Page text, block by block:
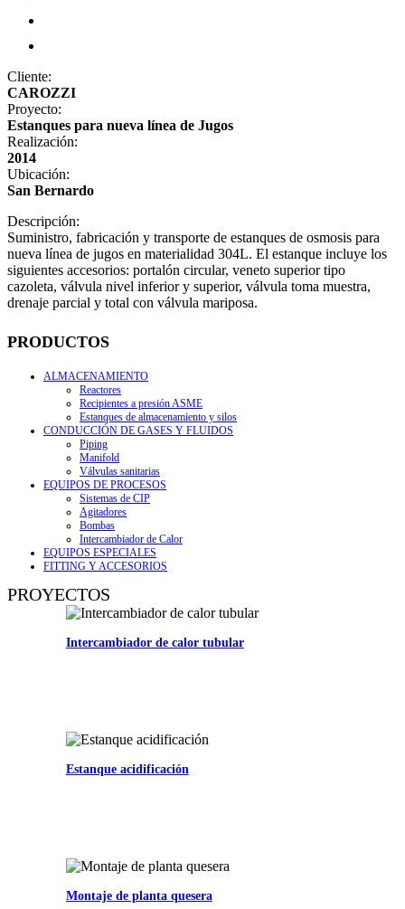
Cliente:
CAROZZI
Proyecto:
Estanques para nueva línea de Jugos
Realización:
2014
Ubicación:
San Bernardo
Descripción:
Suministro, fabricación y transporte de estanques de osmosis para
nueva línea de jugos en materialidad 304L. El estanque incluye los
siguientes accesorios: portalón circular, veneto superior tipo
cazoleta, válvula nivel inferior y superior, válvula toma muestra,
drenaje parcial y total con válvula mariposa.
PRODUCTOS
ALMACENAMIENTO
Reactores
Recipientes a presión ASME
Estanques de almacenamiento y silos
CONDUCCIÓN DE GASES Y FLUIDOS
Piping
Manifold
Válvulas sanitarias
EQUIPOS DE PROCESOS
Sistemas de CIP
Agitadores
Bombas
Intercambiador de Calor
EQUIPOS ESPECIALES
FITTING Y ACCESORIOS
PROYECTOS
Intercambiador de calor tubular
Estanque acidificación
Montaje de planta quesera